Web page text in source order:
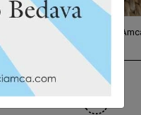
Baskıcı